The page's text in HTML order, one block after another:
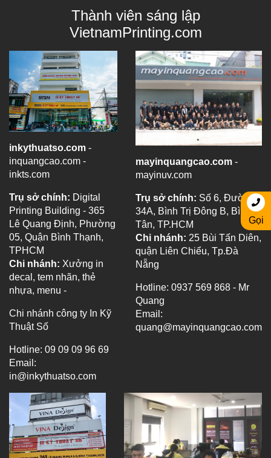
Thành viên sáng lập
VietnamPrinting.com
inkythuatso.com -
inquangcao.com -
inkts.com
Trụ sở chính: Digital
Printing Building - 365
Lê Quang Định, Phường
05, Quận Bình Thạnh,
TPHCM
Chi nhánh: Xưởng in
decal, tem nhãn, thẻ
nhựa, menu -
Chi nhánh công ty In Kỹ
Thuật Số
Hotline: 09 09 09 96 69
Email:
in@inkythuatso.com
mayinquangcao.com -
mayinuv.com
Trụ sở chính: Số 6, Đường
34A, Bình Trị Đông B, Bình
Tân, TP.HCM
Chi nhánh: 25 Bùi Tấn Diên,
quận Liên Chiểu, Tp.Đà
Nẵng
Hotline: 0937 569 868 - Mr
Quang
Email:
quang@mayinquangcao.com
Gọi